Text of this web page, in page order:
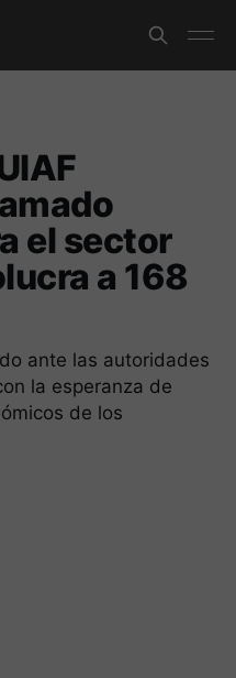
el sector
a 168
ante las autoridades
la esperanza de
de los